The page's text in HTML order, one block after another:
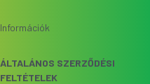
Információk
ÁLTALÁNOS SZERZŐDÉSI
FELTÉTELEK